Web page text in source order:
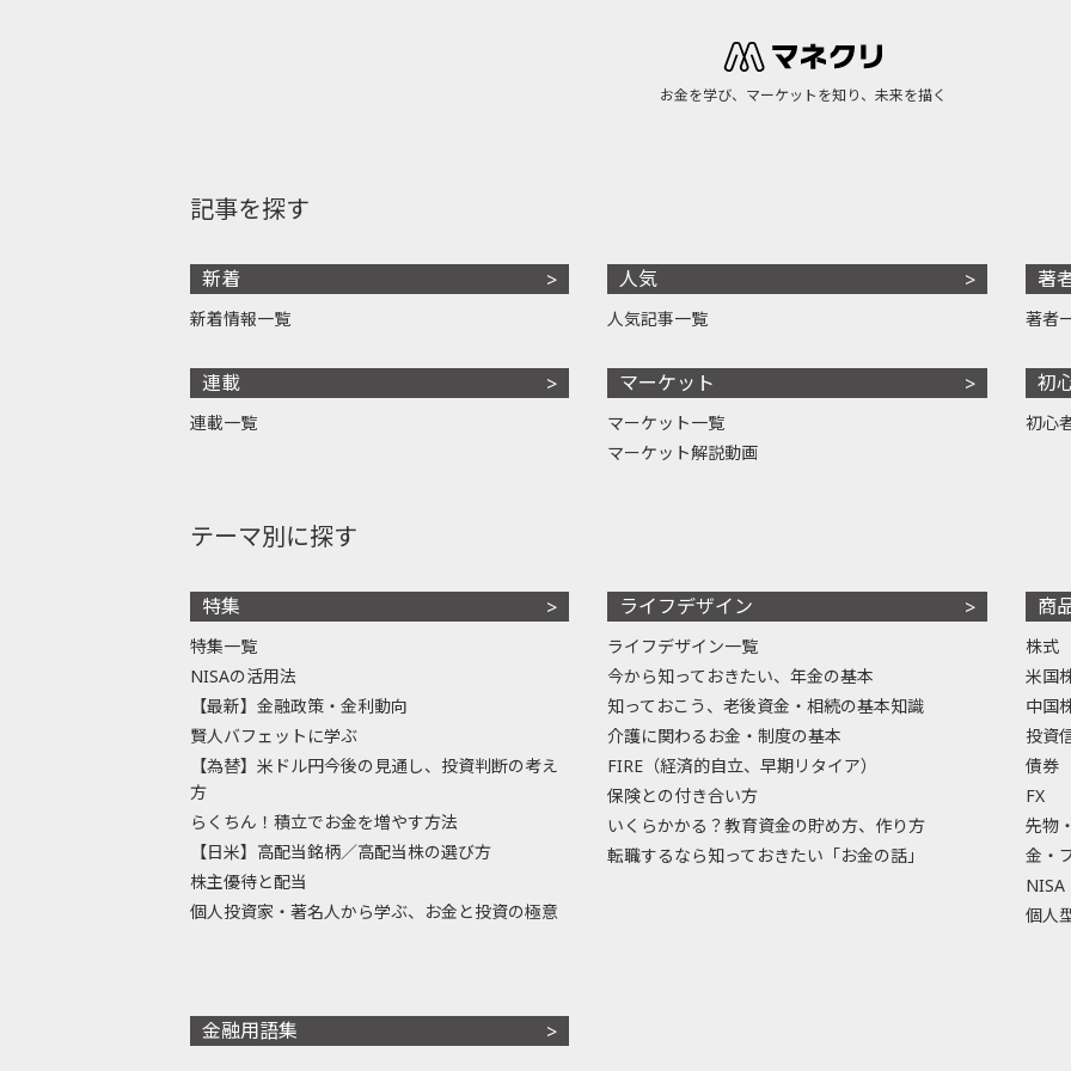
お金を学び、マーケットを知り、未来を描く
記事を探す
新着
新着情報一覧
連載
連載一覧
人気
人気記事一覧
マーケット
マーケット一覧
マーケット解説動画
著
著者
初
初心
テーマ別に探す
特集
特集一覧
NISAの活用法
【最新】金融政策・金利動向
賢人バフェットに学ぶ
【為替】米ドル円今後の見通し、投資判断の考え
方
らくちん！積立でお金を増やす方法
【日米】高配当銘柄／高配当株の選び方
株主優待と配当
個人投資家・著名人から学ぶ、お金と投資の極意
ライフデザイン
ライフデザイン一覧
今から知っておきたい、年金の基本
知っておこう、老後資金・相続の基本知識
介護に関わるお金・制度の基本
FIRE（経済的自立、早期リタイア）
保険との付き合い方
いくらかかる？教育資金の貯め方、作り方
転職するなら知っておきたい「お金の話」
商
株式
米国
中国
投資
債券
FX
先物
金・
NISA
個人
金融用語集